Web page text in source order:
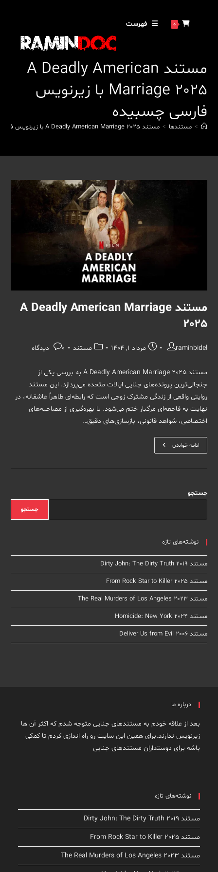
0 فهرست
مستند A Deadly American
Marriage 2025 با زیرنویس
فارسی چسبیده
> مستندها > مستند A Deadly American Marriage 2025 با زیرنویس فارسی چسبیده
مستند A Deadly American Marriage
2025
نویسندهٔ
raminbidel
نوشته
شده
است:
مرداد 1, 1404
دسته‌مستند
نظرات
0 دیدگاه
مستند A Deadly American Marriage 2025 به بررسی یکی از
جنجالی‌ترین پرونده‌های جنایی ایالات متحده می‌پردازد. این مستند
روایتی واقعی از زندگی مشترک زوجی است که رابطه‌ای ظاهراً عاشقانه، در
نهایت به فاجعه‌ای مرگبار ختم می‌شود. با بهره‌گیری از مصاحبه‌های
اختصاصی، شواهد قانونی، بازسازی‌های دقیق…
ادامه خواندنمستند
A
جستجو
جستجو
نوشته‌های تازه
مستند Dirty John: The Dirty Truth 2019
مستند From Rock Star to Killer 2025
مستند The Real Murders of Los Angeles 2023
مستند Homicide: New York 2024
مستند Deliver Us from Evil 2006
درباره ما
بعد از علاقه خودم به مستندهای جنایی متوجه شدم که اکثر آن ها
زیرنویس ندارند.برای همین این سایت رو راه اندازی کردم تا کمکی
باشه برای دوستداران مستندهای جنایی
نوشته‌های تازه
مستند Dirty John: The Dirty Truth 2019
مستند From Rock Star to Killer 2025
مستند The Real Murders of Los Angeles 2023